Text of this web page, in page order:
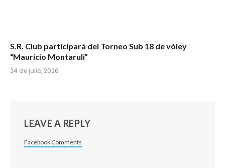
S.R. Club participará del Torneo Sub 18 de vóley
“Mauricio Montaruli”
24 de julio, 2026
LEAVE A REPLY
Facebook Comments